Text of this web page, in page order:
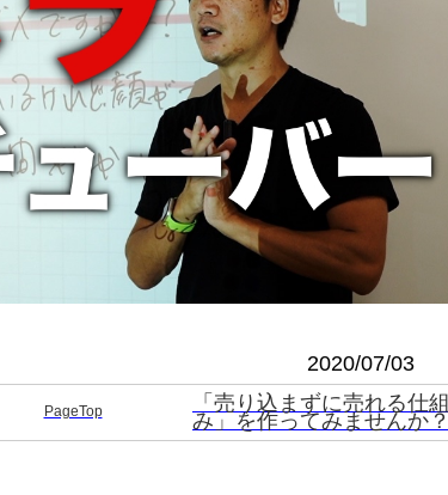
2020/07/03
PageTop 「売り込まずに売れる仕組
み」を作ってみませんか？